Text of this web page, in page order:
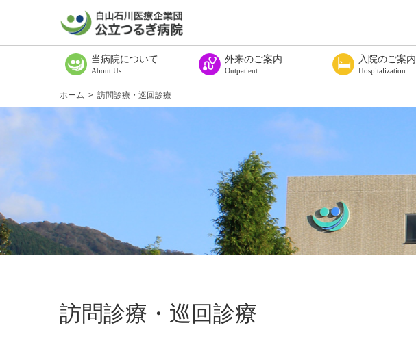
当病院について
About Us
ごあいさつ
病院理念
病院概要・組織図
施設基準等に係る掲示
臨床研究に関する情報公開（オプトアウト）
公表資料
広報誌てどり
教室案内
交通アクセス
診療所のご案内
外来のご案内
Outpatient
入院のご案内
Hospitalization
ホーム > 訪問診療・巡回診療
訪問診療・巡回診療